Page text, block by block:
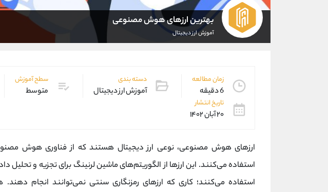
بهترین ارزهای هوش مصنوعی
آموزش ارز دیجیتال
زمان مطالعه
6 دقیقه
دسته بندی
آموزش ارز دیجیتال
سطح آموزش
متوسط
تاریخ انتشار
۲۰ آبان ۱۴۰۲
ارزهای هوش مصنوعی، نوعی ارز دیجیتال هستند که از فناوری هوش
استفاده می‌کنند. این ارزها از الگوریتم‌های ماشین لرنینگ برای تجزیه و تحلیل
استفاده می‌کنند؛ کاری که ارزهای رمزنگاری سنتی نمی‌توانند انجام